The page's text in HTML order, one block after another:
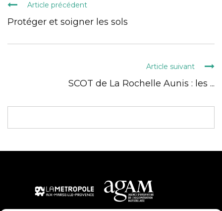
Article précédent
Protéger et soigner les sols
Article suivant
SCOT de La Rochelle Aunis : les ...